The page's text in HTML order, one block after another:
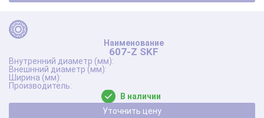
607-Z SKF
В наличии
Уточнить цену